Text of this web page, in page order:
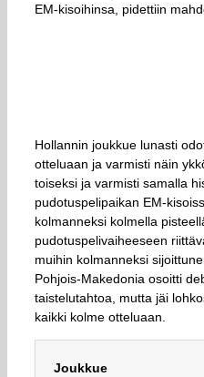
EM-kisoihinsa, pidettiin
Hollannin joukkue lunasti
otteluaan ja varmisti näin
toiseksi ja varmisti samalla
pudotuspelipaikan EM-
kolmanneksi kolmella
pudotuspelivaiheeseen
muihin kolmanneksi
Pohjois-Makedonia osoitti
taistelutahtoa, mutta jäi
kaikki kolme otteluaan.
Joukkue